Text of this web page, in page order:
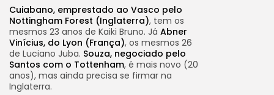
Cuiabano, emprestado ao Vasco pelo
Nottingham Forest (Inglaterra), tem os
mesmos 23 anos de Kaiki Bruno. Já Abner
Vinícius, do Lyon (França), os mesmos 26
de Luciano Juba. Souza, negociado pelo
Santos com o Tottenham, é mais novo (20
anos), mas ainda precisa se firmar na
Inglaterra.